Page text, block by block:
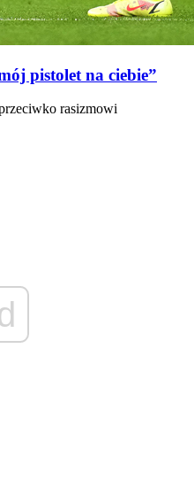
pistolet na ciebie”
rasizmowi